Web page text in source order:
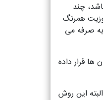
چند
همرنگ
صرفه می
ها قرار داده
این روش